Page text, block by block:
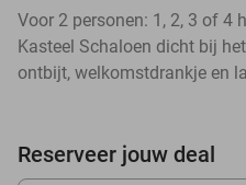
Voor 2 personen: 1, 2, 3 of 4
Kasteel Schaloen dicht bij
ontbijt, welkomstdrankje en
Reserveer jouw deal